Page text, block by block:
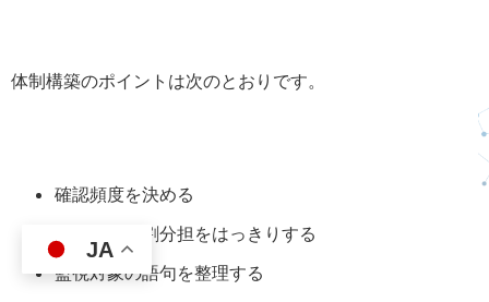
体制構築のポイントは次のとおりです。
確認頻度を決める
担当者と役割分担をはっきりする
監視対象の語句を整理する
JA